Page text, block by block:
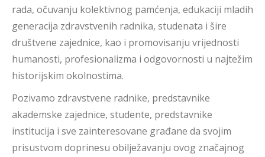
rada, očuvanju kolektivnog pamćenja, edukaciji mladih
generacija zdravstvenih radnika, studenata i šire
društvene zajednice, kao i promovisanju vrijednosti
humanosti, profesionalizma i odgovornosti u najtežim
historijskim okolnostima.
Pozivamo zdravstvene radnike, predstavnike
akademske zajednice, studente, predstavnike
institucija i sve zainteresovane građane da svojim
prisustvom doprinesu obilježavanju ovog značajnog